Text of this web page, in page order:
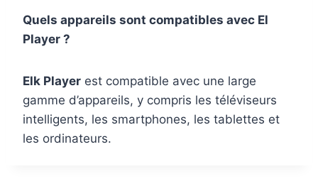
Quels appareils sont compatibles avec El
Player ?
Elk Player est compatible avec une large
gamme d’appareils, y compris les téléviseurs
intelligents, les smartphones, les tablettes et
les ordinateurs.